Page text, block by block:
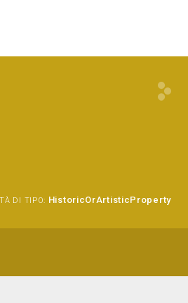
DI TIPO: HistoricOrArtisticProperty